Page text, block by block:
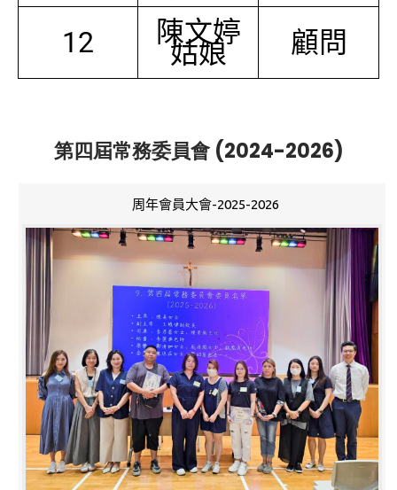
12 陳文婷
姑娘 顧問
第四屆常務委員會 (2024-2026)
周年會員大會-2025-2026